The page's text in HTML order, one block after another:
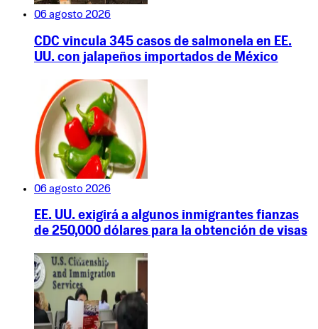
06 agosto 2026
CDC vincula 345 casos de salmonela en EE.
UU. con jalapeños importados de México
06 agosto 2026
EE. UU. exigirá a algunos inmigrantes fianzas
de 250,000 dólares para la obtención de visas